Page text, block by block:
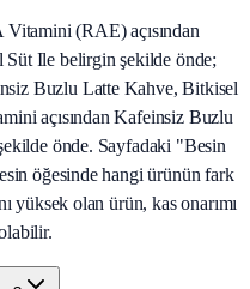
Vitamini (RAE) açısından
Ile belirgin şekilde önde;
Buzlu Latte Kahve, Bitkisel
açısından Kafeinsiz Buzlu
önde. Sayfadaki "Besin
öğesinde hangi ürünün fark
yüksek olan ürün, kas onarımı